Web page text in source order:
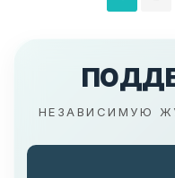
НЕЗАВИСИМУЮ